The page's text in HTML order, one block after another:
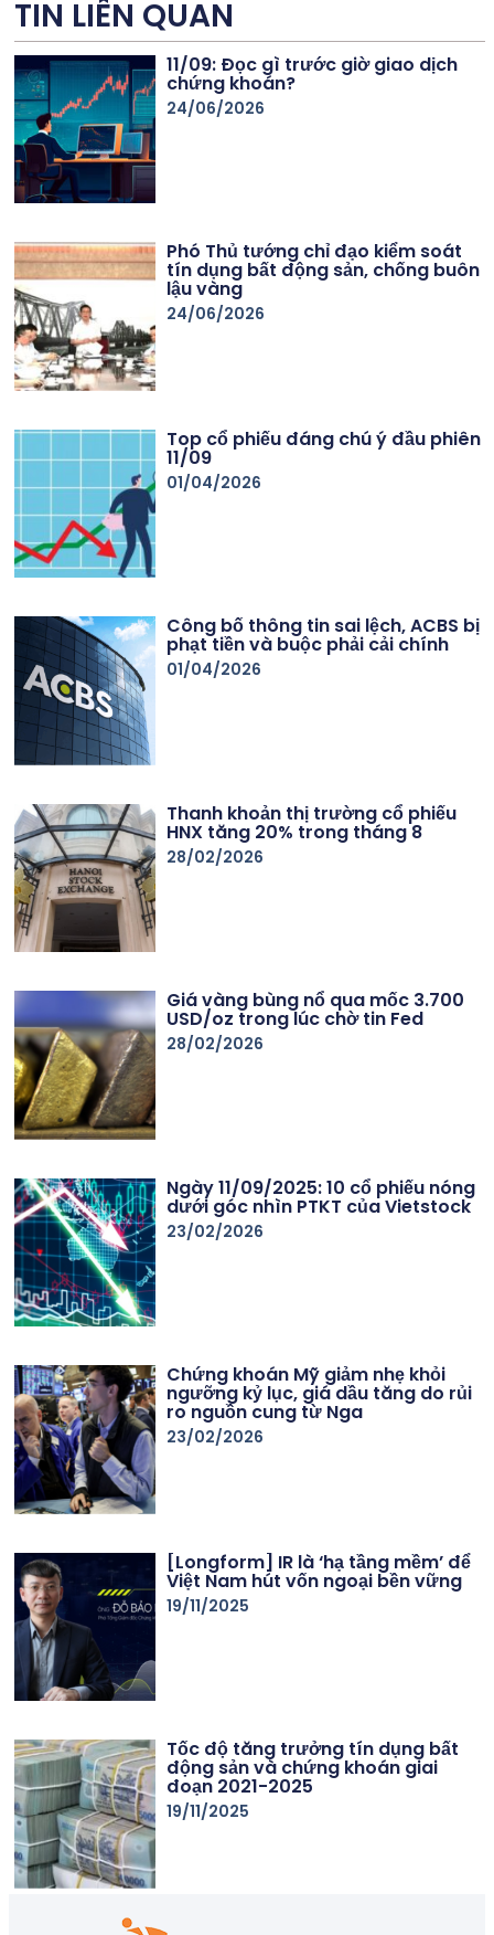
TIN LIÊN QUAN
11/09: Đọc gì trước giờ giao dịch
chứng khoán?
24/06/2026
Phó Thủ tướng chỉ đạo kiểm soát
tín dụng bất động sản, chống buôn
lậu vàng
24/06/2026
Top cổ phiếu đáng chú ý đầu phiên
11/09
01/04/2026
Công bố thông tin sai lệch, ACBS bị
phạt tiền và buộc phải cải chính
01/04/2026
Thanh khoản thị trường cổ phiếu
HNX tăng 20% trong tháng 8
28/02/2026
Giá vàng bùng nổ qua mốc 3.700
USD/oz trong lúc chờ tin Fed
28/02/2026
Ngày 11/09/2025: 10 cổ phiếu nóng
dưới góc nhìn PTKT của Vietstock
23/02/2026
Chứng khoán Mỹ giảm nhẹ khỏi
ngưỡng kỷ lục, giá dầu tăng do rủi
ro nguồn cung từ Nga
23/02/2026
[Longform] IR là ‘hạ tầng mềm’ để
Việt Nam hút vốn ngoại bền vững
19/11/2025
Tốc độ tăng trưởng tín dụng bất
động sản và chứng khoán giai
đoạn 2021-2025
19/11/2025